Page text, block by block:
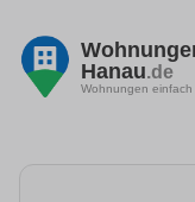
Hanau.de
Wohnungen einfach